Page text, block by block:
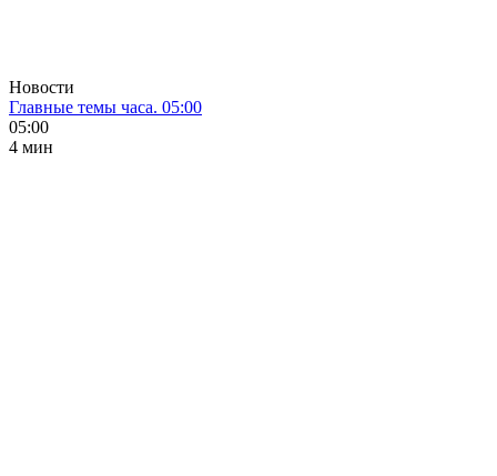
Новости
Главные темы часа. 05:00
05:00
4 мин